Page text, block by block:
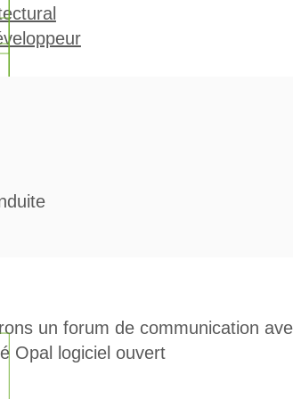
un forum de communication
logiciel ouvert